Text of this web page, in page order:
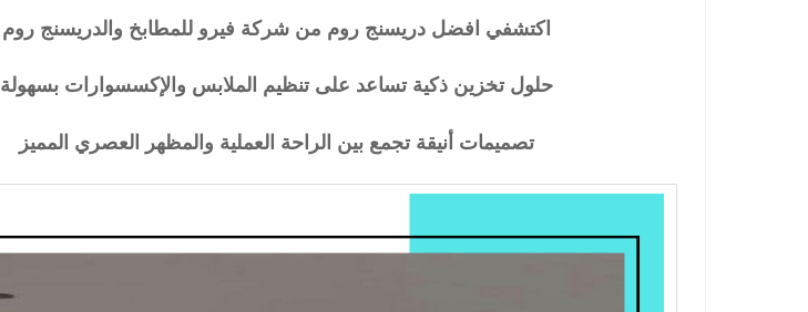
اكتشفي افضل دريسنج روم من شركة فيرو للمطابخ والدريسنج روم
حلول تخزين ذكية تساعد على تنظيم الملابس والإكسسوارات بسهولة
تصميمات أنيقة تجمع بين الراحة العملية والمظهر العصري المميز